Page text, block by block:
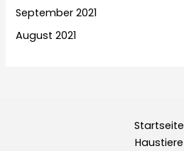
September 2021
August 2021
Startseite
Haustiere